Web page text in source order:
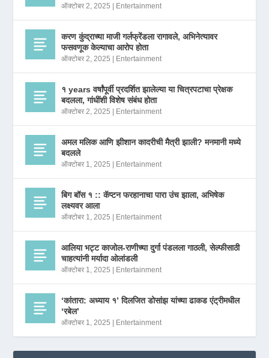
ऑक्टोबर 2, 2025 | Entertainment
करण कुंद्राच्या माजी गर्लफ्रेंडला रागावले, अभिनेत्यावर
फसवणूक केल्याचा आरोप होता
ऑक्टोबर 2, 2025 | Entertainment
१ years वर्षांपूर्वी प्रदर्शित झालेल्या या चित्रपटाचा प्रेक्षक
बदलला, गांधींशी विशेष संबंध होता
ऑक्टोबर 2, 2025 | Entertainment
अमल मलिक आणि झीशान कादरीची मैत्री झाली? मनमानी मध्ये
बदलले
ऑक्टोबर 1, 2025 | Entertainment
बिग बॉस १ :: कॅप्टन फरहानाचा पारा उंच झाला, अभिषेक
लक्ष्यवर आला
ऑक्टोबर 1, 2025 | Entertainment
आलिया भट्ट काजोल-राणीच्या दुर्गा पंडलला गाठली, सेल्फीसाठी
चाहत्यांनी मर्यादा ओलांडली
ऑक्टोबर 1, 2025 | Entertainment
‘कांतारा: अध्याय १’ दिलजित डोसांझ यांच्या ढाकड एंट्रीमधील
‘रबेल’
ऑक्टोबर 1, 2025 | Entertainment